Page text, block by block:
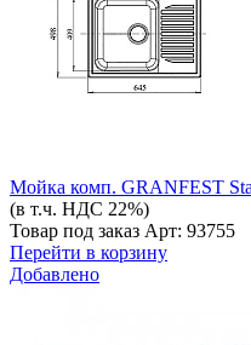
Мойка комп. GRANFEST
(в т.ч. НДС 22%)
Товар под заказ Арт: 93755
Перейти в корзину
Добавлено